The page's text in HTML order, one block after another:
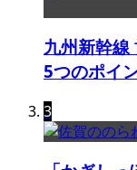
九州新幹線
5つのポイ
3